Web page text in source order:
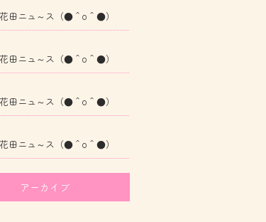
田ニュ～ス（●＾o＾●）
田ニュ～ス（●＾o＾●）
田ニュ～ス（●＾o＾●）
田ニュ～ス（●＾o＾●）
アーカイブ